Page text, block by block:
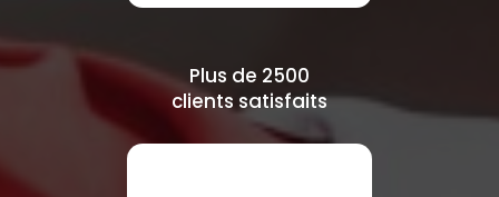
Plus de 2500
clients satisfaits